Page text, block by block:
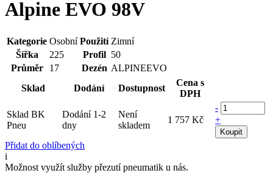
Alpine EVO 98V
Kategorie Osobní Použití Zimní
Šířka
225 Profil 50
Průměr
17 Dezén ALPINEEVO
Sklad
Dodání Dostupnost
Cena s
DPH
Sklad BK
Pneu
Dodání 1-2
dny
Není
skladem
1 757 Kč
-
+
Koupit
Přidat do oblíbených
i
Možnost využít služby přezutí pneumatik u nás.